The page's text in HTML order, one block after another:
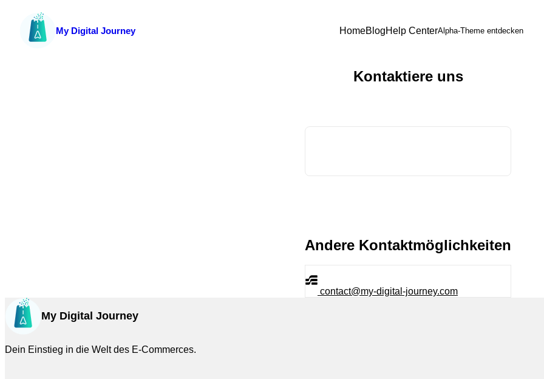
My Digital Journey HomeBlogHelp CenterAlpha-Theme entdecken
Kontaktiere uns
Andere Kontaktmöglichkeiten
contact@my-digital-journey.com
My Digital Journey
Dein Einstieg in die Welt des E-Commerces.